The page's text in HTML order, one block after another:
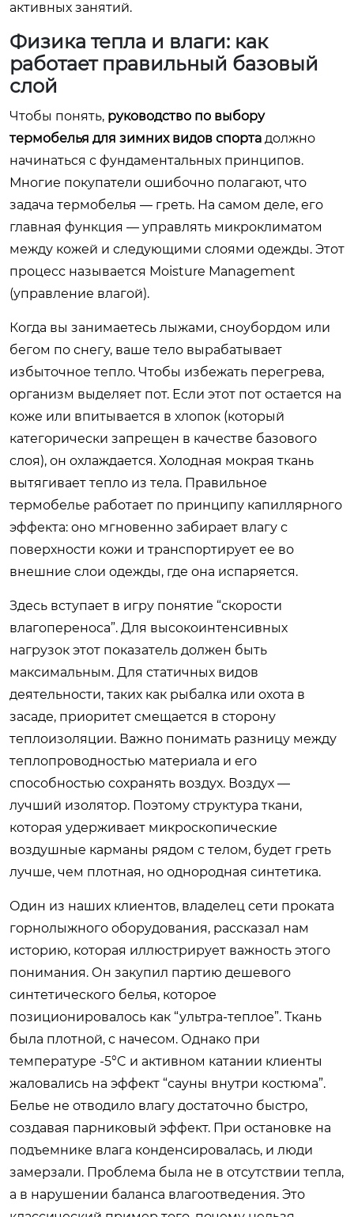
активных занятий.
Физика тепла и влаги: как
работает правильный базовый
слой
Чтобы понять, руководство по выбору
термобелья для зимних видов спорта должно
начинаться с фундаментальных принципов.
Многие покупатели ошибочно полагают, что
задача термобелья — греть. На самом деле, его
главная функция — управлять микроклиматом
между кожей и следующими слоями одежды. Этот
процесс называется Moisture Management
(управление влагой).
Когда вы занимаетесь лыжами, сноубордом или
бегом по снегу, ваше тело вырабатывает
избыточное тепло. Чтобы избежать перегрева,
организм выделяет пот. Если этот пот остается на
коже или впитывается в хлопок (который
категорически запрещен в качестве базового
слоя), он охлаждается. Холодная мокрая ткань
вытягивает тепло из тела. Правильное
термобелье работает по принципу капиллярного
эффекта: оно мгновенно забирает влагу с
поверхности кожи и транспортирует ее во
внешние слои одежды, где она испаряется.
Здесь вступает в игру понятие “скорости
влагопереноса”. Для высокоинтенсивных
нагрузок этот показатель должен быть
максимальным. Для статичных видов
деятельности, таких как рыбалка или охота в
засаде, приоритет смещается в сторону
теплоизоляции. Важно понимать разницу между
теплопроводностью материала и его
способностью сохранять воздух. Воздух —
лучший изолятор. Поэтому структура ткани,
которая удерживает микроскопические
воздушные карманы рядом с телом, будет греть
лучше, чем плотная, но однородная синтетика.
Один из наших клиентов, владелец сети проката
горнолыжного оборудования, рассказал нам
историю, которая иллюстрирует важность этого
понимания. Он закупил партию дешевого
синтетического белья, которое
позиционировалось как “ультра-теплое”. Ткань
была плотной, с начесом. Однако при
температуре -5°C и активном катании клиенты
жаловались на эффект “сауны внутри костюма”.
Белье не отводило влагу достаточно быстро,
создавая парниковый эффект. При остановке на
подъемнике влага конденсировалась, и люди
замерзали. Проблема была не в отсутствии тепла,
а в нарушении баланса влагоотведения. Это